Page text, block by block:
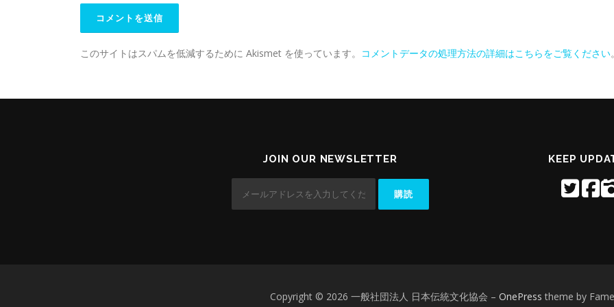
このサイトはスパムを低減するために Akismet を使っています。 コメントデータの処理方法の詳細はこちらをご覧ください。
JOIN OUR NEWSLETTER KEEP
Copyright © 2026 一般社団法人 日本伝統文化協会 – OnePress theme by